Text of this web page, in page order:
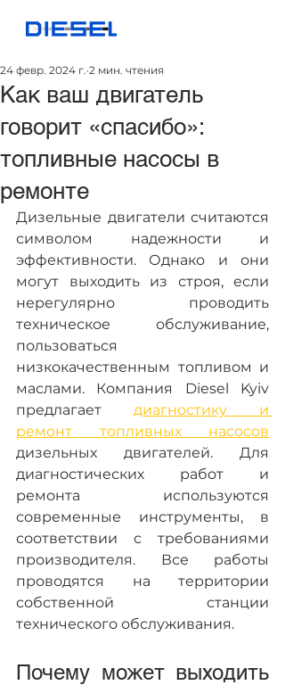
Как ваш двигатель
говорит «спасибо»:
топливные насосы в
ремонте
24 февр. 2024 г. 2 мин. чтения
Дизельные двигатели считаются
символом надежности и
эффективности. Однако и они
могут выходить из строя, если
нерегулярно проводить
техническое обслуживание,
пользоваться
низкокачественным топливом и
маслами. Компания Diesel Kyiv
предлагает диагностику и
ремонт топливных насосов
дизельных двигателей. Для
диагностических работ и
ремонта используются
современные инструменты, в
соответствии с требованиями
производителя. Все работы
проводятся на территории
собственной станции
технического обслуживания.
Почему может выходить